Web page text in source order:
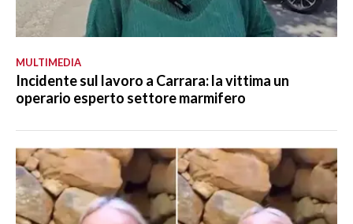
MULTIMEDIA
Incidente sul lavoro a Carrara: la vittima un
operario esperto settore marmifero